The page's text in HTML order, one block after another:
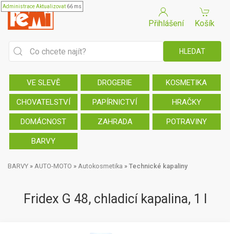
AdministraceAktualizovat 66 ms
Přihlášení Košík
VE SLEVĚ DROGERIE KOSMETIKA
CHOVATELSTVÍ PAPÍRNICTVÍ HRAČKY
DOMÁCNOST ZAHRADA POTRAVINY
BARVY
BARVY » AUTO-MOTO » Autokosmetika » Technické kapaliny
Fridex G 48, chladicí kapalina, 1 l